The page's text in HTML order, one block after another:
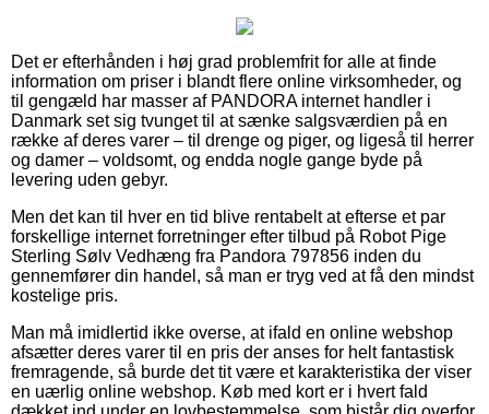
Det er efterhånden i høj grad problemfrit for alle at finde
information om priser i blandt flere online virksomheder, og
til gengæld har masser af PANDORA internet handler i
Danmark set sig tvunget til at sænke salgsværdien på en
række af deres varer – til drenge og piger, og ligeså til herrer
og damer – voldsomt, og endda nogle gange byde på
levering uden gebyr.
Men det kan til hver en tid blive rentabelt at efterse et par
forskellige internet forretninger efter tilbud på Robot Pige
Sterling Sølv Vedhæng fra Pandora 797856 inden du
gennemfører din handel, så man er tryg ved at få den mindst
kostelige pris.
Man må imidlertid ikke overse, at ifald en online webshop
afsætter deres varer til en pris der anses for helt fantastisk
fremragende, så burde det tit være et karakteristika der viser
en uærlig online webshop. Køb med kort er i hvert fald